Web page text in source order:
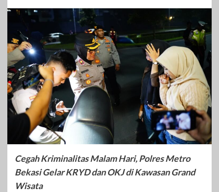
Cegah Kriminalitas Malam Hari, Polres Metro
Bekasi Gelar KRYD dan OKJ di Kawasan Grand
Wisata